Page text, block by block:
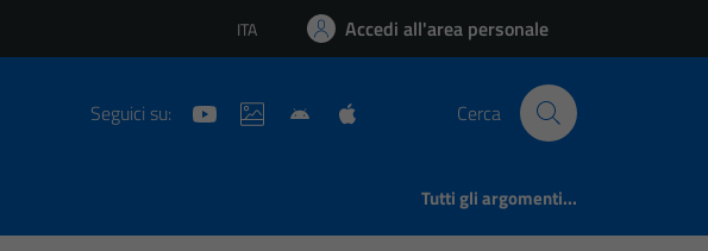
Lingua attiva:
ITA Accedi all'area personale
Seguici su: Cerca
Tutti gli argomenti...